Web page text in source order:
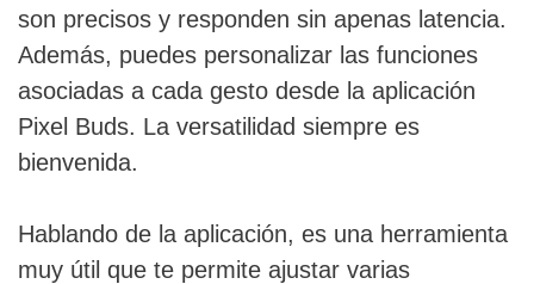
son precisos y responden sin apenas latencia.
Además, puedes personalizar las funciones
asociadas a cada gesto desde la aplicación
Pixel Buds. La versatilidad siempre es
bienvenida.
Hablando de la aplicación, es una herramienta
muy útil que te permite ajustar varias